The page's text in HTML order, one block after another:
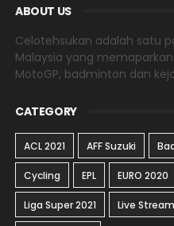
ABOUT US
Celotehsukan adalah satu
Malaysia yang
MotoGP, badminton dan
CATEGORY
ACL 2021 AFF Suzuki
Cycling EPL EURO 2020
Liga Super 2021 Live